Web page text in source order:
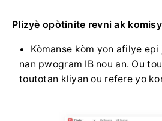
Plizyè opòtinite revni ak
Kòmanse kòm yon afilye
nan pwogram IB nou an. Ou
toutotan kliyan ou refere yo